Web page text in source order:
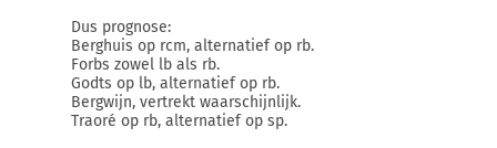
Dus prognose:
Berghuis op rcm, alternatief op rb.
Forbs zowel lb als rb.
Godts op lb, alternatief op rb.
Bergwijn, vertrekt waarschijnlijk.
Traoré op rb, alternatief op sp.